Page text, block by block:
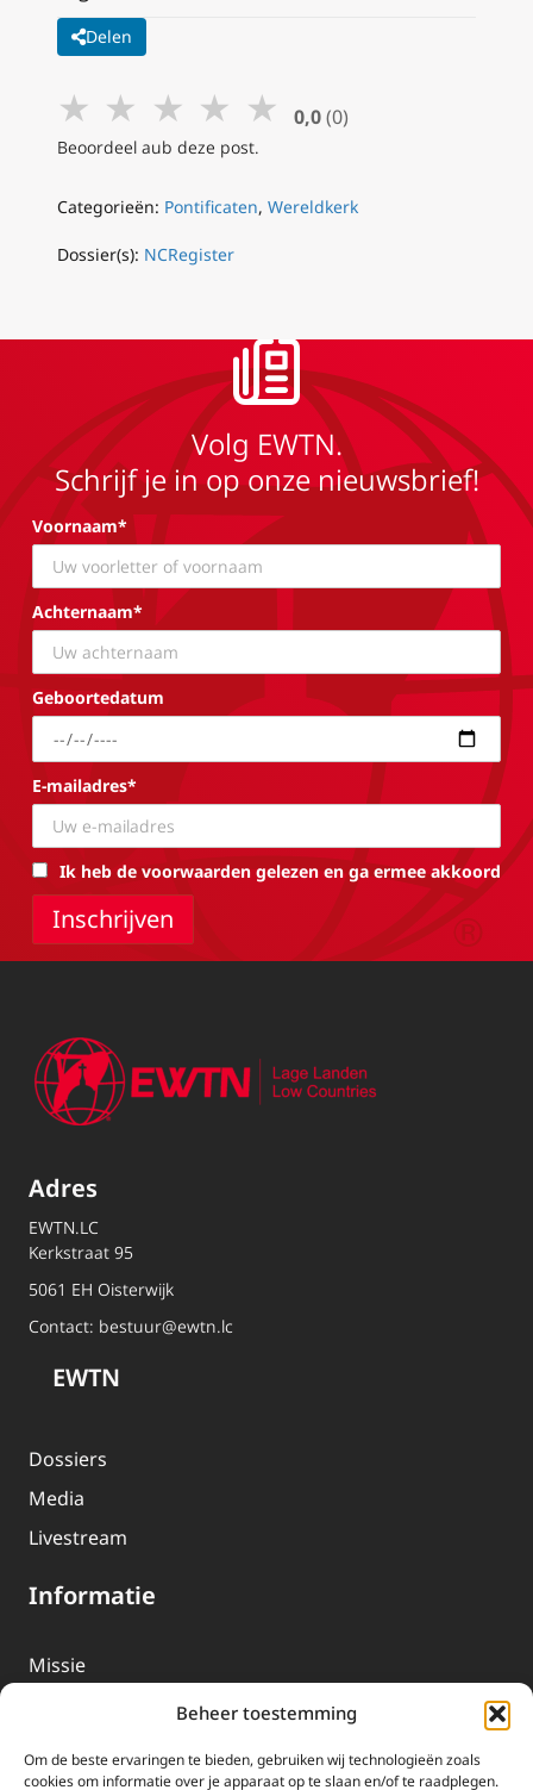
Beheer toestemming
Om de beste ervaringen te bieden, gebruiken wij technologieën zoals
cookies om informatie over je apparaat op te slaan en/of te raadplegen.
Delen
★ ★ ★ ★ ★ 0,0 (0)
Beoordeel aub deze post.
Categorieën: Pontificaten, Wereldkerk
Dossier(s): NCRegister
Volg EWTN.
Schrijf je in op onze nieuwsbrief!
Voornaam*
Achternaam*
Geboortedatum
E-mailadres*
Ik heb de voorwaarden gelezen en ga ermee akkoord
Adres
EWTN.LC
Kerkstraat 95
5061 EH Oisterwijk
Contact: bestuur@ewtn.lc
EWTN
Dossiers
Media
Livestream
Informatie
Missie
EWTN-Team